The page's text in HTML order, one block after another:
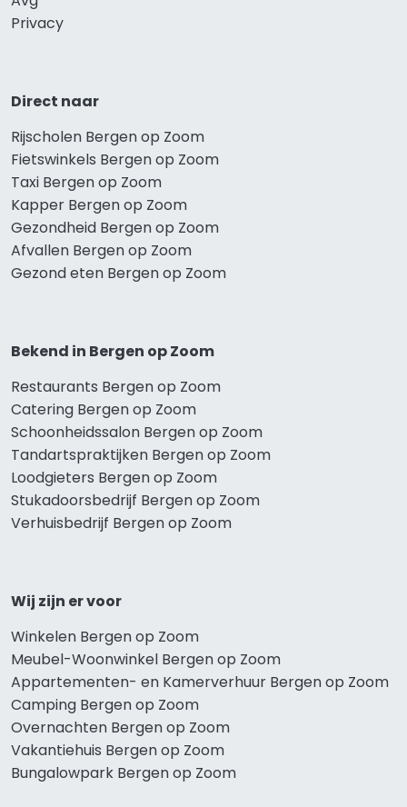
Privacy
Direct naar
Rijscholen Bergen op Zoom
Fietswinkels Bergen op Zoom
Taxi Bergen op Zoom
Kapper Bergen op Zoom
Gezondheid Bergen op Zoom
Afvallen Bergen op Zoom
Gezond eten Bergen op Zoom
Bekend in Bergen op Zoom
Restaurants Bergen op Zoom
Catering Bergen op Zoom
Schoonheidssalon Bergen op Zoom
Tandartspraktijken Bergen op Zoom
Loodgieters Bergen op Zoom
Stukadoorsbedrijf Bergen op Zoom
Verhuisbedrijf Bergen op Zoom
Wij zijn er voor
Winkelen Bergen op Zoom
Meubel-Woonwinkel Bergen op Zoom
Appartementen- en Kamerverhuur Bergen op Zoom
Camping Bergen op Zoom
Overnachten Bergen op Zoom
Vakantiehuis Bergen op Zoom
Bungalowpark Bergen op Zoom